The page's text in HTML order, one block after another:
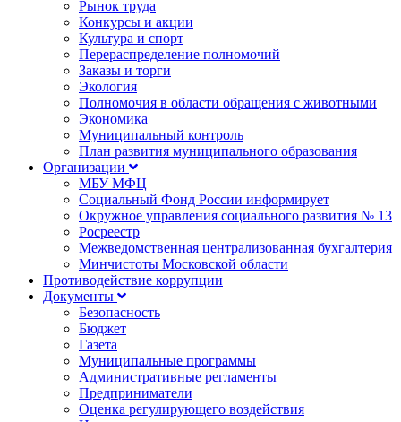
Рынок труда
Конкурсы и акции
Культура и спорт
Перераспределение полномочий
Заказы и торги
Экология
Полномочия в области обращения с животными
Экономика
Муниципальный контроль
План развития муниципального образования
Организации
МБУ МФЦ
Социальный Фонд России информирует
Окружное управления социального развития № 13
Росреестр
Межведомственная централизованная бухгалтерия
Минчистоты Московской области
Противодействие коррупции
Документы
Безопасность
Бюджет
Газета
Муниципальные программы
Административные регламенты
Предприниматели
Оценка регулирующего воздействия